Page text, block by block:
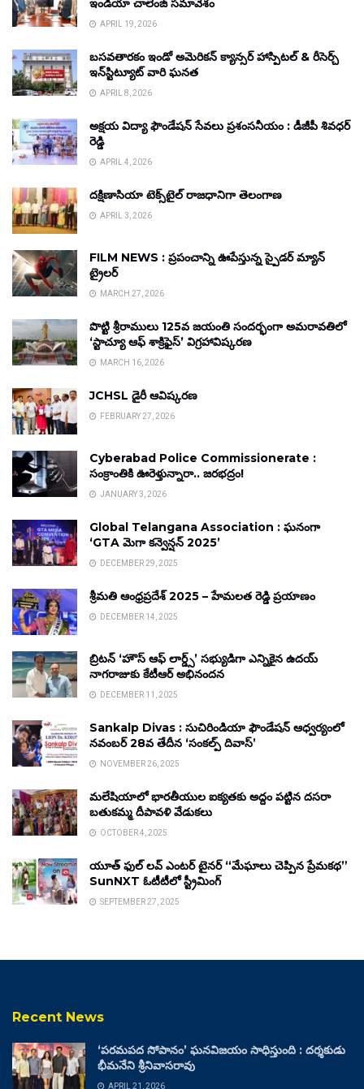
ఇండియా చాలెంజ్ సమావేశం
APRIL 19, 2026
బసవతారకం ఇండో అమెరికన్ క్యాన్సర్ హాస్పిటల్ & రీసెర్చ్
ఇన్‌స్టిట్యూట్ వారి ఘనత
APRIL 8, 2026
అక్షయ విద్యా ఫౌండేషన్ సేవలు ప్రశంసనీయం : డీజీపీ శివధర్
రెడ్డి
APRIL 4, 2026
దక్షిణాసియా టెక్స్‌టైల్ రాజధానిగా తెలంగాణ
APRIL 3, 2026
FILM NEWS : ప్రపంచాన్ని ఊపేస్తున్న స్పైడర్ మ్యాన్
ట్రైలర్
MARCH 27, 2026
పొట్టి శ్రీరాములు 125వ జయంతి సందర్భంగా అమరావతిలో
‘స్టాచ్యూ ఆఫ్ శాక్రిఫైస్’ విగ్రహావిష్కరణ
MARCH 16, 2026
JCHSL డైరీ ఆవిష్కరణ
FEBRUARY 27, 2026
Cyberabad Police Commissionerate :
సంక్రాంతికి ఊరెళ్తున్నారా.. జరభద్రం!
JANUARY 3, 2026
Global Telangana Association : ఘనంగా
‘GTA మెగా కన్వెన్షన్ 2025’
DECEMBER 29, 2025
శ్రీమతి ఆంధ్రప్రదేశ్ 2025 – హేమలత రెడ్డి ప్రయాణం
DECEMBER 14, 2025
బ్రిటన్ ‘హౌస్ ఆఫ్ లార్డ్స్’ సభ్యుడిగా ఎన్నికైన ఉదయ్
నాగరాజుకు కేటీఆర్ అభినందన
DECEMBER 11, 2025
Sankalp Divas : సుచిరిండియా ఫౌండేషన్ ఆధ్వర్యంలో
నవంబర్ 28వ తేదీన ‘సంకల్ప్ దివాస్’
NOVEMBER 26, 2025
మలేషియాలో భారతీయుల ఐక్యతకు అద్దం పట్టిన దసరా
బతుకమ్మ దీపావళి వేడుకలు
OCTOBER 4, 2025
యూత్ ఫుల్ లవ్ ఎంటర్ టైనర్ “మేఘాలు చెప్పిన ప్రేమకథ”
SunNXT ఓటీటీలో స్ట్రీమింగ్
SEPTEMBER 27, 2025
Recent News
‘పరమపద సోపానం’ ఘనవిజయం సాధిస్తుంది : దర్శకుడు
భీమనేని శ్రీనివాసరావు
APRIL 21, 2026